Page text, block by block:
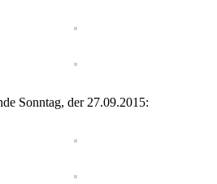
Sonntag, der 27.09.2015: